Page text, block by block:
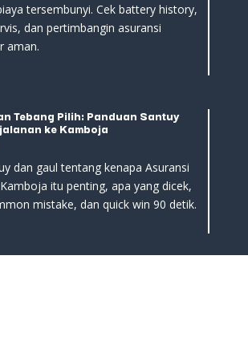
tersembunyi. Cek battery history,
dan pertimbangin asuransi
aman.
Tebang Pilih: Panduan Santuy
ke Kamboja
dan gaul tentang kenapa Asuransi
itu penting, apa yang dicek,
mistake, dan quick win 90 detik.